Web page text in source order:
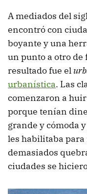
A mediados del
encontró con
boyante y una
un punto a otro de
resultado fue el
urbanística. Las
comenzaron a
porque tenían
grande y cómoda
les habilitaba
demasiados
ciudades se